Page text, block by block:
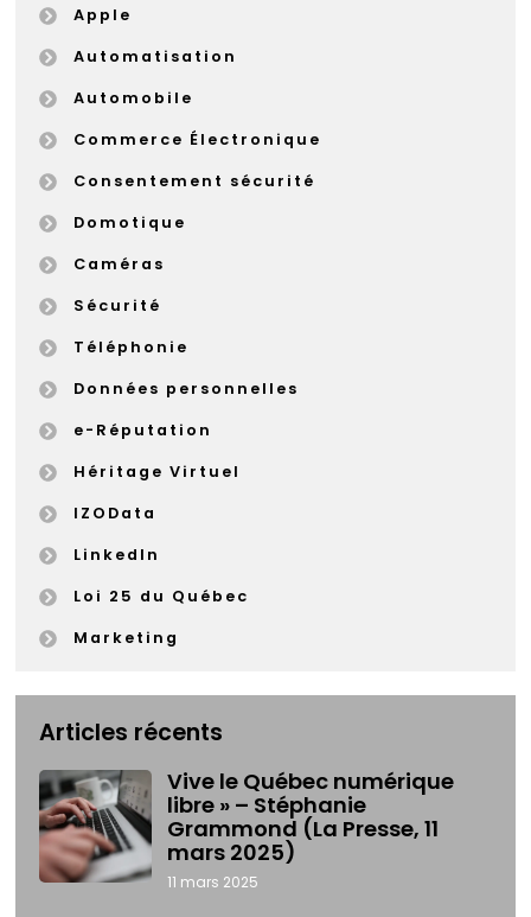
Apple
Automatisation
Automobile
Commerce Électronique
Consentement sécurité
Domotique
Caméras
Sécurité
Téléphonie
Données personnelles
e-Réputation
Héritage Virtuel
IZOData
LinkedIn
Loi 25 du Québec
Marketing
Articles récents
Vive le Québec numérique
libre » – Stéphanie
Grammond (La Presse, 11
mars 2025)
11 mars 2025